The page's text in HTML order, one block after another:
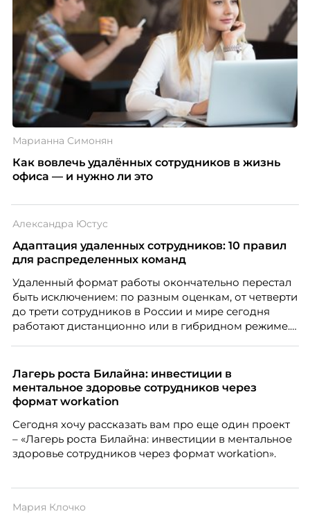
Марианна Симонян
Как вовлечь удалённых сотрудников в жизнь
офиса — и нужно ли это
Александра Юстус
Адаптация удаленных сотрудников: 10 правил
для распределенных команд
Удаленный формат работы окончательно перестал
быть исключением: по разным оценкам, от четверти
до трети сотрудников в России и мире сегодня
работают дистанционно или в гибридном режиме.
адаптация во многом происходит сама собой, то на
расстоянии она требует осознанного
проектирования — иначе компания рискует
Лагерь роста Билайна: инвестиции в
ментальное здоровье сотрудников через
формат workation
Сегодня хочу рассказать вам про еще один проект
– «Лагерь роста Билайна: инвестиции в ментальное
здоровье сотрудников через формат workation».
Мария Клочко